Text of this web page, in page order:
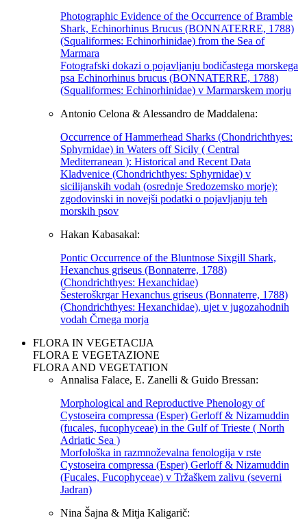
Photographic Evidence of the Occurrence of Bramble
Shark, Echinorhinus Brucus (BONNATERRE, 1788)
(Squaliformes: Echinorhinidae) from the Sea of
Marmara
Fotografski dokazi o pojavljanju bodičastega morskega
psa Echinorhinus brucus (BONNATERRE, 1788)
(Squaliformes: Echinorhinidae) v Marmarskem morju
Antonio Celona & Alessandro de Maddalena:
Occurrence of Hammerhead Sharks (Chondrichthyes:
Sphyrnidae) in Waters off Sicily ( Central
Mediterranean ): Historical and Recent Data
Kladvenice (Chondrichthyes: Sphyrnidae) v
sicilijanskih vodah (osrednje Sredozemsko morje):
zgodovinski in novejši podatki o pojavljanju teh
morskih psov
Hakan Kabasakal:
Pontic Occurrence of the Bluntnose Sixgill Shark,
Hexanchus griseus (Bonnaterre, 1788)
(Chondrichthyes: Hexanchidae)
Šesteroškrgar Hexanchus griseus (Bonnaterre, 1788)
(Chondrichthyes: Hexanchidae), ujet v jugozahodnih
vodah Črnega morja
FLORA IN VEGETACIJA
FLORA E VEGETAZIONE
FLORA AND VEGETATION
Annalisa Falace, E. Zanelli & Guido Bressan:
Morphological and Reproductive Phenology of
Cystoseira compressa (Esper) Gerloff & Nizamuddin
(fucales, fucophyceae) in the Gulf of Trieste ( North
Adriatic Sea )
Morfološka in razmnoževalna fenologija v rste
Cystoseira compressa (Esper) Gerloff & Nizamuddin
(Fucales, Fucophyceae) v Tržaškem zalivu (severni
Jadran)
Nina Šajna & Mitja Kaligarič: